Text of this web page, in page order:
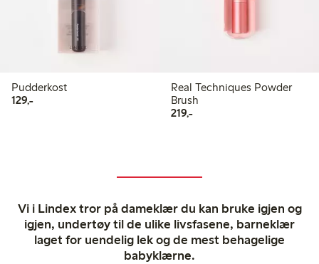
Pudderkost
129,-129,00 kr
Real Techniques Powder
Brush
219,-219,00 kr
Vi i Lindex tror på dameklær du kan bruke igjen og
igjen, undertøy til de ulike livsfasene, barneklær
laget for uendelig lek og de mest behagelige
babyklærne.